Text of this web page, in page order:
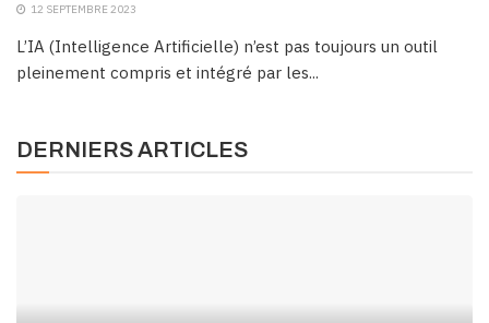
12 SEPTEMBRE 2023
L’IA (Intelligence Artificielle) n’est pas toujours un outil
pleinement compris et intégré par les...
DERNIERS ARTICLES